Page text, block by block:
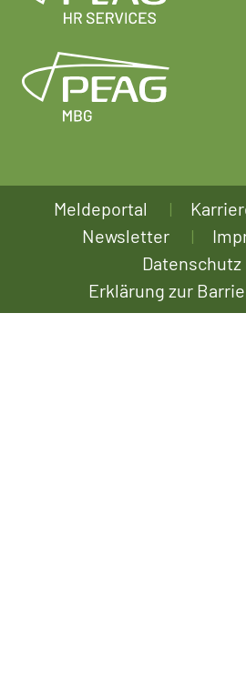
Meldeportal
Newsletter
Datenschutz
Erklärung zur